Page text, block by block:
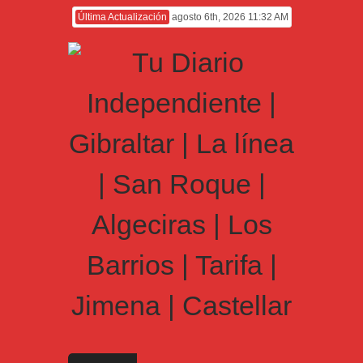
Última Actualización agosto 6th, 2026 11:32 AM